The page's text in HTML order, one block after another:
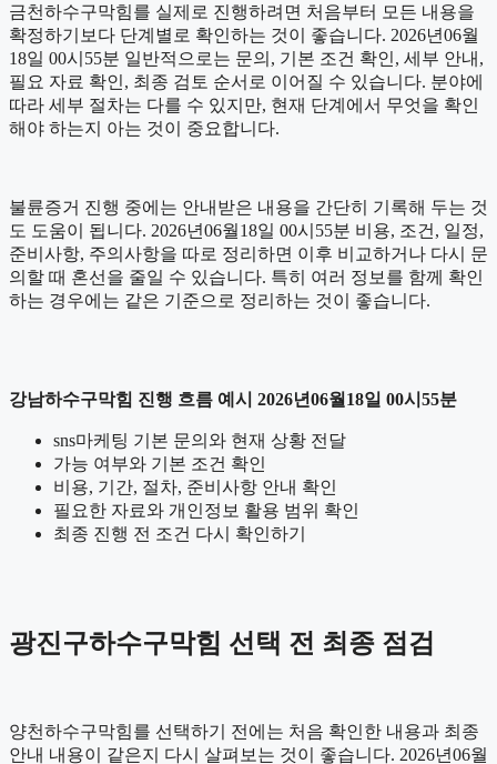
금천하수구막힘를 실제로 진행하려면 처음부터 모든 내용을
확정하기보다 단계별로 확인하는 것이 좋습니다. 2026년06월
18일 00시55분 일반적으로는 문의, 기본 조건 확인, 세부 안내,
필요 자료 확인, 최종 검토 순서로 이어질 수 있습니다. 분야에
따라 세부 절차는 다를 수 있지만, 현재 단계에서 무엇을 확인
해야 하는지 아는 것이 중요합니다.
불륜증거 진행 중에는 안내받은 내용을 간단히 기록해 두는 것
도 도움이 됩니다. 2026년06월18일 00시55분 비용, 조건, 일정,
준비사항, 주의사항을 따로 정리하면 이후 비교하거나 다시 문
의할 때 혼선을 줄일 수 있습니다. 특히 여러 정보를 함께 확인
하는 경우에는 같은 기준으로 정리하는 것이 좋습니다.
강남하수구막힘 진행 흐름 예시 2026년06월18일 00시55분
sns마케팅 기본 문의와 현재 상황 전달
가능 여부와 기본 조건 확인
비용, 기간, 절차, 준비사항 안내 확인
필요한 자료와 개인정보 활용 범위 확인
최종 진행 전 조건 다시 확인하기
광진구하수구막힘 선택 전 최종 점검
양천하수구막힘를 선택하기 전에는 처음 확인한 내용과 최종
안내 내용이 같은지 다시 살펴보는 것이 좋습니다. 2026년06월